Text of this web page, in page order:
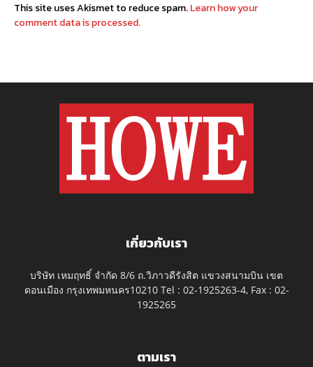
This site uses Akismet to reduce spam.Learn how your
comment data is processed.
เกี่ยวกับเรา
บริษัท เหมฤทธิ์ จำกัด 8/6 ถ.วิภาวดีรังสิต แขวงสนามบิน เขต
ดอนเมือง กรุงเทพมหนคร10210 Tel : 02-1925263-4, Fax : 02-
1925265
ตามเรา